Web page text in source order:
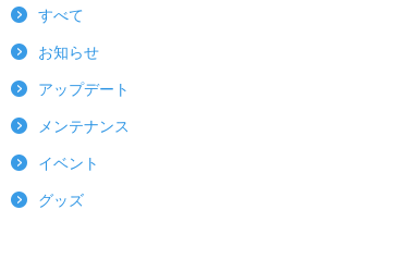
すべて
お知らせ
アップデート
メンテナンス
イベント
グッズ